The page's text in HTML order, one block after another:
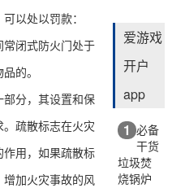
以处以罚款：
闭式防火门处于
的。
分，其设置和保
疏散标志在火灾
用，如果疏散标
加火灾事故的风
爱游戏
开户
app
1 必备
干货
垃圾焚
烧锅炉